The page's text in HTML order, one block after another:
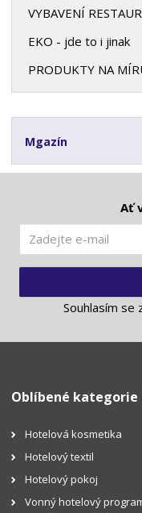
VYBAVENÍ
EKO - jde to i jinak
PRODUKTY NA
Mgazín
Ať
Souhlasím se
Oblíbené kategorie
Hotelová kosmetika
Hotelový textil
Hotelový pokoj
Vonný hotelový